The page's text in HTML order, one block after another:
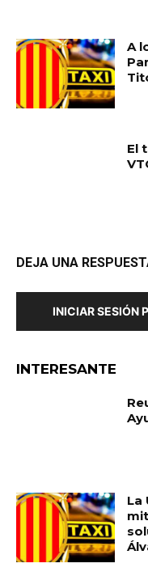
A
El
DEJA UNA
INICIAR SESIÓN
INTERESANTE
La